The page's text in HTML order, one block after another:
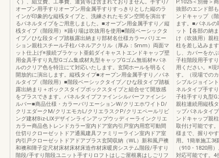
く）、組立費、工事費、運賃等は含まれておりません。手すり/
オープン用手すりオープン用金属手すりすっきりとした縦のラ
インが印象的な縦桟タイプと、洗練されたモダン空間を演出す
るパネルタイプをご用意しました。■オープン用金属手すり／縦
桟タイプ（階段用）※踊り場は吹抜用を使用■階段ベーシックタ
イプ／ひな段タイプ踏板露出納まり部材名仕様カラーバリエー
ション親柱スチール子柱パネルアクリル（厚み：5mm）両面マ
ット仕上げ※接続ブラケット亜鉛ダイキャストエンドキャップ壁
用金具手すり丸型Gゴム集成材丸型キャップGゴム無垢材※パネ
ルのクリア色を特注にて対応いたします。玄関ホールを明るく
開放的に演出します。縦桟タイプ■オープン用金属手すり／パネ
ルタイプ（階段用）■階段ベーシックタイプ／ひな段タイプ踏板
露出納まり＋ボックスタイプボックスタイプと組合せて開放感
をプラスできます。パネルタイプファインシルバーファインシ
ルバー■商品仕様・カラーバリエーションW/クリエホワイトD/
クリエダークM/クリエモカL/クリエラスクP/クリエペールリビ
ング建材Biz-LIXデザインラインアップウッディーラインクリエ
カラー商品色トレンドカラー室内ドア室内引戸室内用窓可動間
仕切りクローゼットドア通風建具ファミリーライン室内ドア室
内引戸クローゼットドアドアプラス玄関収納（WL）新和風戸襖
和襖和障子定尺材床材床材床造作材床暖房システム階段/手すり
階段/手すり階段ユニット手すりロフトはしご屋根裏はしごリフ
P.1025＜別冊＞
抜部のエンド部
ンドキャップ（
ます。■パネル
ット【各部の納
け（吹抜用）親
柱を差し込みま
し、カバーをか
子柱階段用手す
用ください。※現
す。（現場での
シブルジョイン
ネルタイプ手す
子柱手すり丸型
親柱連続用縦桟
ップパネルタイ
ンドキャップ親
取付け可能です
様まで、握りや
用。1簡単施工3
（910・1820用
対応可能です。4